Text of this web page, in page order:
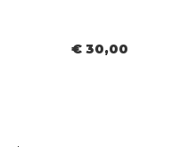
€ 30,00